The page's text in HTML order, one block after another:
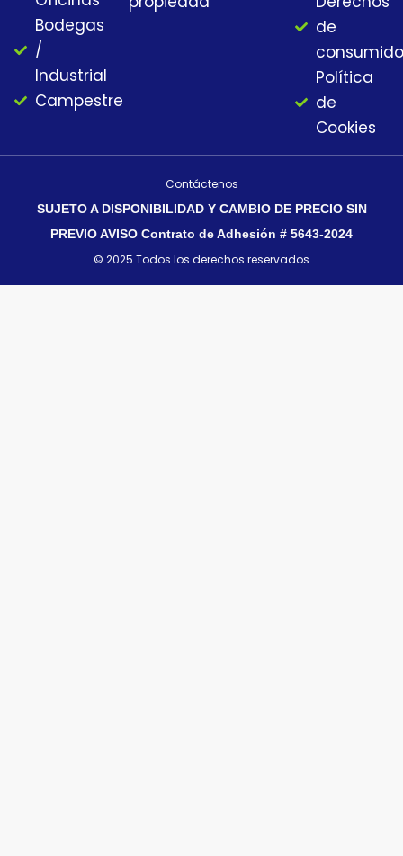
Bodegas
/
Industrial
Campestre
de
Política
de
Cookies
© 2025 Todos los derechos reservados
SUJETO A DISPONIBILIDAD Y CAMBIO DE PRECIO SIN
PREVIO AVISO Contrato de Adhesión # 5643-2024
Contáctenos